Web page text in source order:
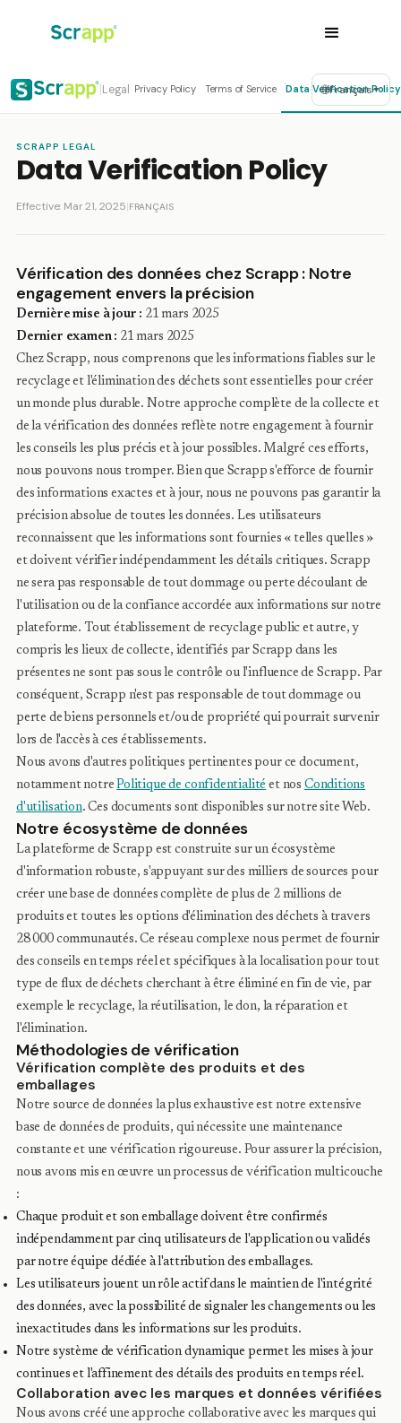
Legal Privacy Policy Terms of Service Data Verification Policy
🌐Français▼
SCRAPP LEGAL
Data Verification Policy
Effective: Mar 21, 2025|FRANÇAIS
Vérification des données chez Scrapp : Notre
engagement envers la précision
Dernière mise à jour : 21 mars 2025
Dernier examen : 21 mars 2025
Chez Scrapp, nous comprenons que les informations fiables sur le
recyclage et l'élimination des déchets sont essentielles pour créer
un monde plus durable. Notre approche complète de la collecte et
de la vérification des données reflète notre engagement à fournir
les conseils les plus précis et à jour possibles. Malgré ces efforts,
nous pouvons nous tromper. Bien que Scrapp s'efforce de fournir
des informations exactes et à jour, nous ne pouvons pas garantir la
précision absolue de toutes les données. Les utilisateurs
reconnaissent que les informations sont fournies « telles quelles »
et doivent vérifier indépendamment les détails critiques. Scrapp
ne sera pas responsable de tout dommage ou perte découlant de
l'utilisation ou de la confiance accordée aux informations sur notre
plateforme. Tout établissement de recyclage public et autre, y
compris les lieux de collecte, identifiés par Scrapp dans les
présentes ne sont pas sous le contrôle ou l'influence de Scrapp. Par
conséquent, Scrapp n'est pas responsable de tout dommage ou
perte de biens personnels et/ou de propriété qui pourrait survenir
lors de l'accès à ces établissements.
Nous avons d'autres politiques pertinentes pour ce document,
notamment notrePolitique de confidentialité et nos Conditions
d'utilisation. Ces documents sont disponibles sur notre site Web.
Notre écosystème de données
La plateforme de Scrapp est construite sur un écosystème
d'information robuste, s'appuyant sur des milliers de sources pour
créer une base de données complète de plus de 2 millions de
produits et toutes les options d'élimination des déchets à travers
28 000 communautés. Ce réseau complexe nous permet de fournir
des conseils en temps réel et spécifiques à la localisation pour tout
type de flux de déchets cherchant à être éliminé en fin de vie, par
exemple le recyclage, la réutilisation, le don, la réparation et
l'élimination.
Méthodologies de vérification
Vérification complète des produits et des
emballages
Notre source de données la plus exhaustive est notre extensive
base de données de produits, qui nécessite une maintenance
constante et une vérification rigoureuse. Pour assurer la précision,
nous avons mis en œuvre un processus de vérification multicouche
:
Chaque produit et son emballage doivent être confirmés
indépendamment par cinq utilisateurs de l'application ou validés
par notre équipe dédiée à l'attribution des emballages.
Les utilisateurs jouent un rôle actif dans le maintien de l'intégrité
des données, avec la possibilité de signaler les changements ou les
inexactitudes dans les informations sur les produits.
Notre système de vérification dynamique permet les mises à jour
continues et l'affinement des détails des produits en temps réel.
Collaboration avec les marques et données vérifiées
Nous avons créé une approche collaborative avec les marques qui